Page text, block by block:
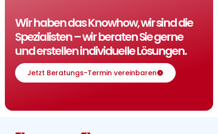
Wir haben das Knowhow, wir sind die
Spezialisten – wir beraten Sie gerne
und erstellen individuelle Lösungen.
Jetzt Beratungs-Termin vereinbaren